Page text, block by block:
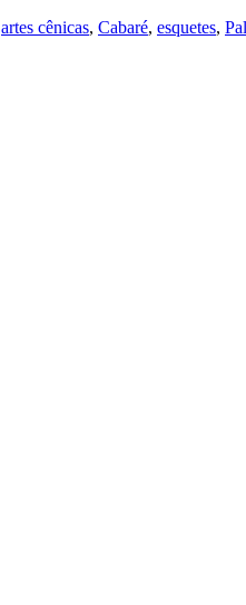
artes cênicas, Cabaré, esquetes,